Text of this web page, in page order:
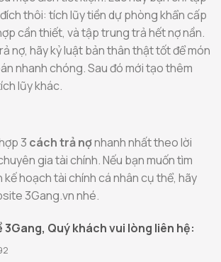
thôi: tích lũy tiền dự phòng khẩn cấp
cần thiết, và tập trung trả hết nợ nần.
nợ, hãy kỷ luật bản thân thật tốt để món
nhanh chóng. Sau đó mới tạo thêm
lũy khác.
3 cách trả nợnhanh nhất theo lời
gia tài chính. Nếu bạn muốn tìm
kế hoạch tài chính cá nhân cụ thể, hãy
3Gang.vn nhé.
3Gang, Quý khách vui lòng liên hệ: